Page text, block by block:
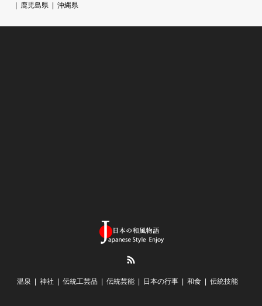
鹿児島県
沖縄県
温泉 神社 伝統工芸品 伝統芸能 日本の行事 和食 伝統技能